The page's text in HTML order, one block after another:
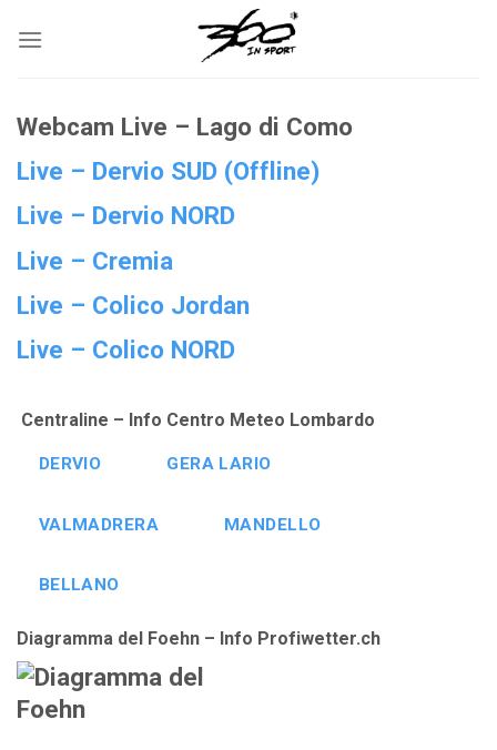
Webcam Live – Lago di Como
Live – Dervio SUD (Offline)
Live – Dervio NORD
Live – Cremia
Live – Colico Jordan
Live – Colico NORD
Centraline – Info Centro Meteo Lombardo
DERVIO GERA LARIO
VALMADRERA MANDELLO
BELLANO
Diagramma del Foehn – Info Profiwetter.ch